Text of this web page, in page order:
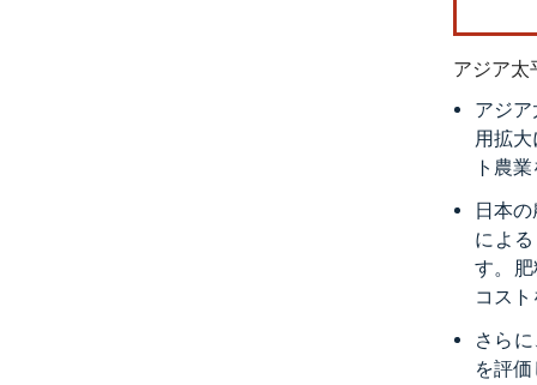
アジア太
アジ
用拡
ト農
日本
によ
す。
コス
さら
を評